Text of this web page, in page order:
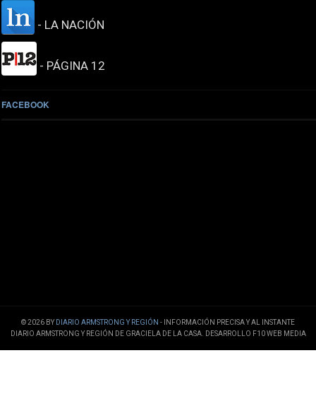
- LA NACIÓN
- PÁGINA 12
FACEBOOK
© 2026 BY DIARIO ARMSTRONG Y REGIÓN - INFORMACIÓN PRECISA Y AL INSTANTE
DIARIO ARMSTRONG Y REGIÓN DE GRACIELA DE LA CASA. DESARROLLO F10 WEB MEDIA